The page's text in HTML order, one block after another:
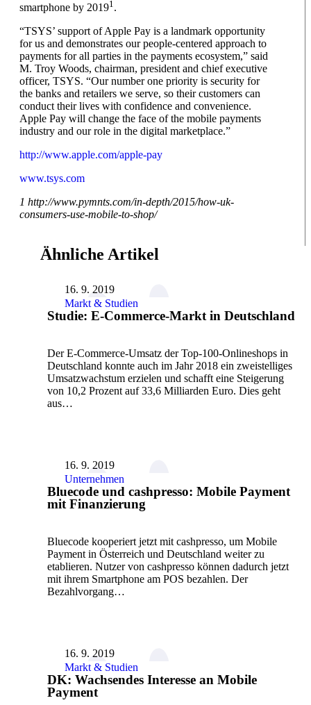
smartphone by 20191.
“TSYS’ support of Apple Pay is a landmark opportunity
for us and demonstrates our people-centered approach to
payments for all parties in the payments ecosystem,” said
M. Troy Woods, chairman, president and chief executive
officer, TSYS. “Our number one priority is security for
the banks and retailers we serve, so their customers can
conduct their lives with confidence and convenience.
Apple Pay will change the face of the mobile payments
industry and our role in the digital marketplace.”
http://www.apple.com/apple-pay
www.tsys.com
1 http://www.pymnts.com/in-depth/2015/how-uk-
consumers-use-mobile-to-shop/
Ähnliche Artikel
16. 9. 2019
Markt & Studien
Studie: E-Commerce-Markt in Deutschland
Der E-Commerce-Umsatz der Top-100-Onlineshops in
Deutschland konnte auch im Jahr 2018 ein zweistelliges
Umsatzwachstum erzielen und schafft eine Steigerung
von 10,2 Prozent auf 33,6 Milliarden Euro. Dies geht
aus…
16. 9. 2019
Unternehmen
Bluecode und cashpresso: Mobile Payment
mit Finanzierung
Bluecode kooperiert jetzt mit cashpresso, um Mobile
Payment in Österreich und Deutschland weiter zu
etablieren. Nutzer von cashpresso können dadurch jetzt
mit ihrem Smartphone am POS bezahlen. Der
Bezahlvorgang…
16. 9. 2019
Markt & Studien
DK: Wachsendes Interesse an Mobile
Payment